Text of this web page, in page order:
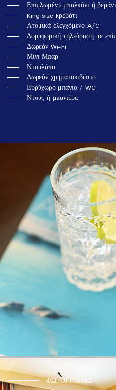
Επιπλωμένο μπαλκόνι ή
King size κρεβάτι
Ατομικά ελεγχόμενο A/C
Δορυφορική τηλεόραση με
Δωρεάν Wi-Fi
Μίνι Μπαρ
Ντουλάπα
Δωρεάν χρηματοκιβώτιο
Ευρύχωρο μπάνιο / WC
Ντους ή μπανιέρα
ΦΩΤΟΓΡΑΦΙΕΣ